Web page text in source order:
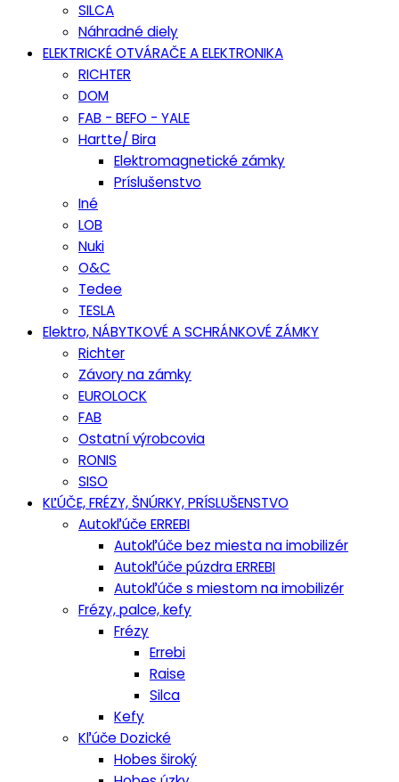
SILCA
Náhradné diely
ELEKTRICKÉ OTVÁRAČE A ELEKTRONIKA
RICHTER
DOM
FAB - BEFO - YALE
Hartte/ Bira
Elektromagnetické zámky
Príslušenstvo
Iné
LOB
Nuki
O&C
Tedee
TESLA
Elektro, NÁBYTKOVÉ A SCHRÁNKOVÉ ZÁMKY
Richter
Závory na zámky
EUROLOCK
FAB
Ostatní výrobcovia
RONIS
SISO
KĽÚČE, FRÉZY, ŠNÚRKY, PRÍSLUŠENSTVO
Autokľúče ERREBI
Autokľúče bez miesta na imobilizér
Autokľúče púzdra ERREBI
Autokľúče s miestom na imobilizér
Frézy, palce, kefy
Frézy
Errebi
Raise
Silca
Kefy
Kľúče Dozické
Hobes široký